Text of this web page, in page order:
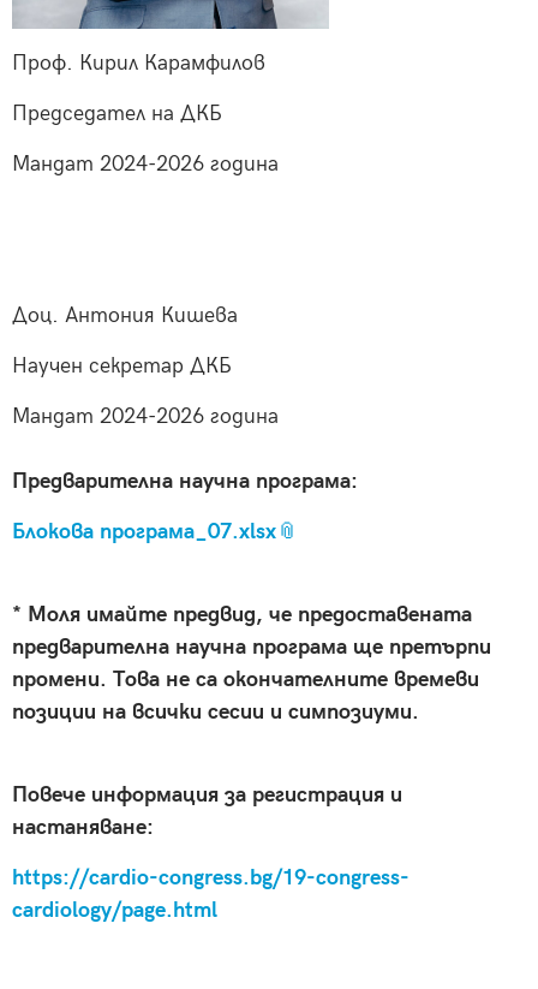
Проф. Кирил Карамфилов
Председател на ДКБ
Мандат 2024-2026 година
Доц. Антония Кишева
Научен секретар ДКБ
Мандат 2024-2026 година
Предварителна научна програма:
Блокова програма_07.xlsx
* Моля имайте предвид, че предоставената
предварителна научна програма ще претърпи
промени. Това не са окончателните времеви
позиции на всички сесии и симпозиуми.
Повече информация за регистрация и
настаняване:
https://cardio-congress.bg/19-congress-
cardiology/page.html